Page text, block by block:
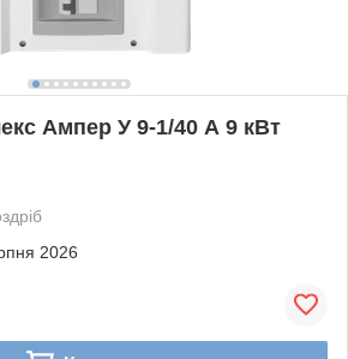
Ампер У 9-1/40 А 9 кВт
2026